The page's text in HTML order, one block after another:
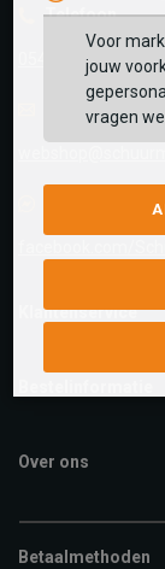
Telefoon
0545-280081
Facebook chat
Klantenservice
Over ons
Betaalmethoden
Voor
jouw
vragen